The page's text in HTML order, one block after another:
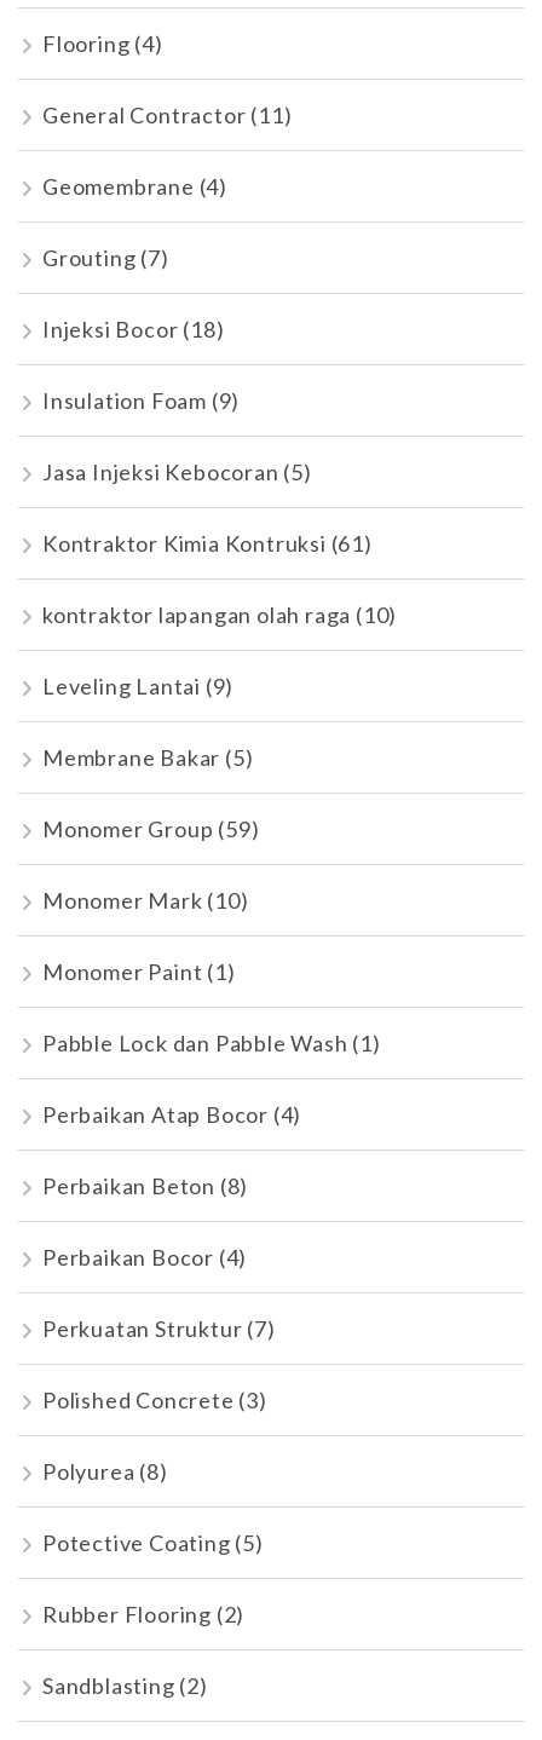
Flooring (4)
General Contractor (11)
Geomembrane (4)
Grouting (7)
Injeksi Bocor (18)
Insulation Foam (9)
Jasa Injeksi Kebocoran (5)
Kontraktor Kimia Kontruksi (61)
kontraktor lapangan olah raga (10)
Leveling Lantai (9)
Membrane Bakar (5)
Monomer Group (59)
Monomer Mark (10)
Monomer Paint (1)
Pabble Lock dan Pabble Wash (1)
Perbaikan Atap Bocor (4)
Perbaikan Beton (8)
Perbaikan Bocor (4)
Perkuatan Struktur (7)
Polished Concrete (3)
Polyurea (8)
Potective Coating (5)
Rubber Flooring (2)
Sandblasting (2)